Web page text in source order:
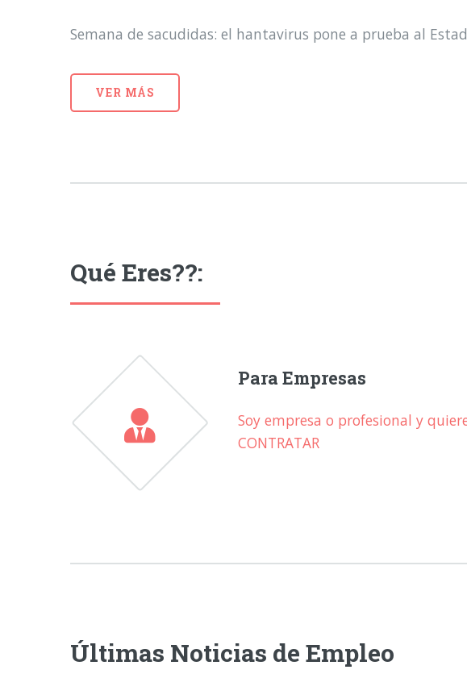
Semana de sacudidas: el hantavirus pone a prueba al
VER MÁS
Qué Eres??:
Para Empresas
Soy empresa o profesional y
CONTRATAR
Últimas Noticias de Empleo